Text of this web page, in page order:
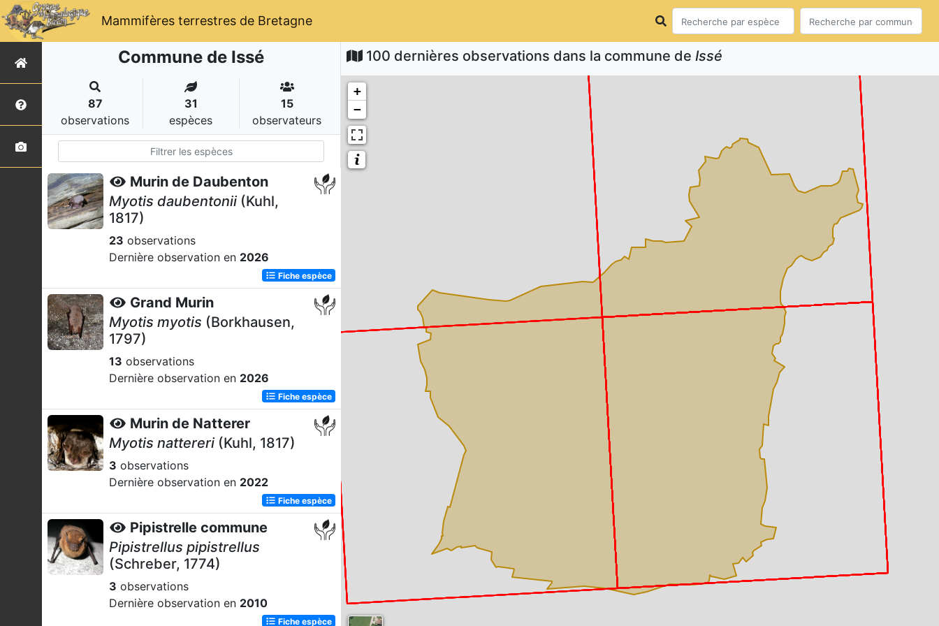
Mammifères terrestres de Bretagne
Commune de Issé
87
observations
31
espèces
15
observateurs
Murin de Daubenton
Myotis daubentonii (Kuhl,
1817)
23 observations
Dernière observation en 2026
Fiche espèce
Grand Murin
Myotis myotis (Borkhausen,
1797)
13 observations
Dernière observation en 2026
Fiche espèce
Murin de Natterer
Myotis nattereri (Kuhl, 1817)
3 observations
Dernière observation en 2022
Fiche espèce
Pipistrelle commune
Pipistrellus pipistrellus
(Schreber, 1774)
3 observations
Dernière observation en 2010
Fiche espèce
100 dernières observations dans la commune de Issé
+
−